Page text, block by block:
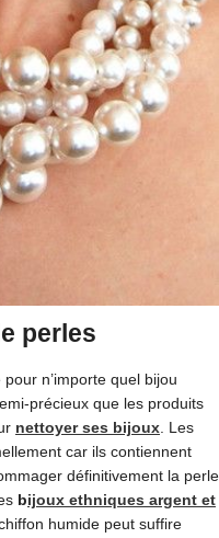
perles
n’importe quel bijou
précieux que les produits
nettoyer ses bijoux. Les
car ils contiennent
définitivement la perle
bijoux ethniques argent et
humide peut suffire